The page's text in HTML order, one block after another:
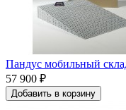
Пандус мобильный
57 900 ₽
Добавить в корзину